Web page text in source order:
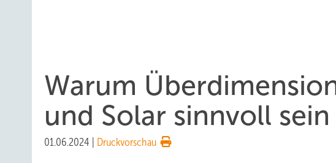
Warum
und Solar sinnvoll sein
01.06.2024 Druckvorschau